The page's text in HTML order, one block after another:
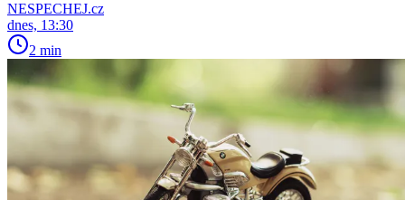
NESPECHEJ.cz
dnes, 13:30
2 min